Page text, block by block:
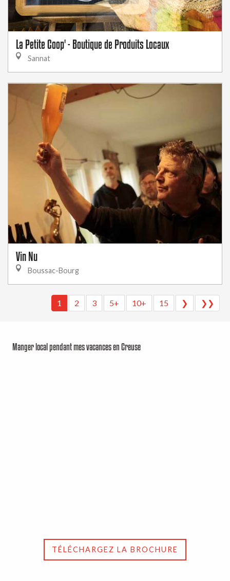
La Petite Coop' - Boutique de Produits Locaux
Sannat
Vin Nu
Boussac-Bourg
1 2 3 5+ 10+ 15 ❯ ❯❯
Manger local pendant mes vacances en Creuse
TÉLÉCHARGEZ LA BROCHURE